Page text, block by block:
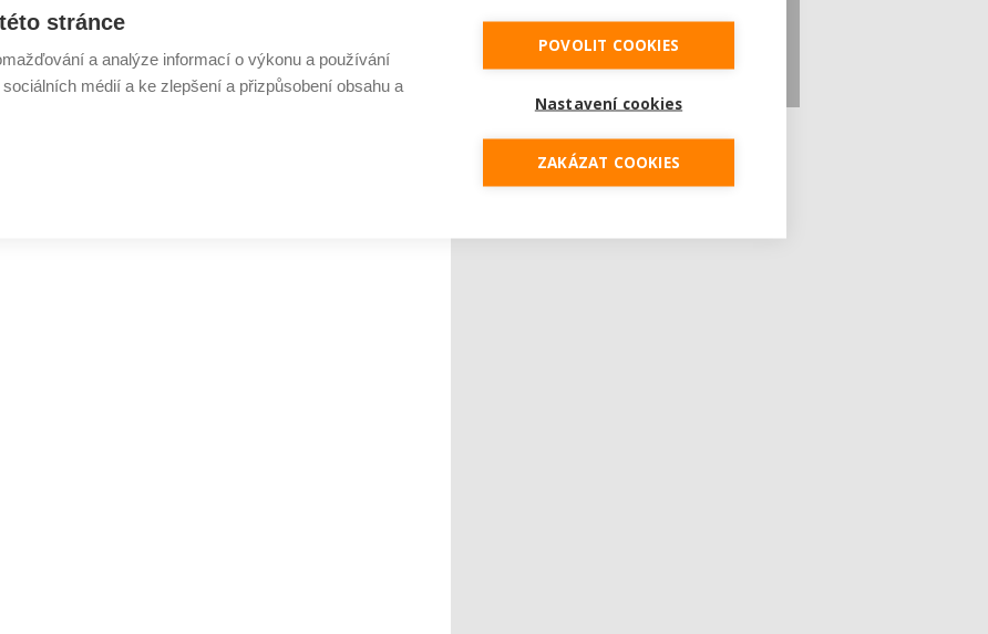
Zapojte se do Ekoedu i vy a přispějte ke zlepšení
Česká značka proteinových nápojů Goated
prodala během prvních sedmi měsíců od
stránce
a analýze informací o výkonu a používání
médií a ke zlepšení a přizpůsobení obsahu a
POVOLIT COOKIES
Nastavení cookies
ZAKÁZAT COOKIES